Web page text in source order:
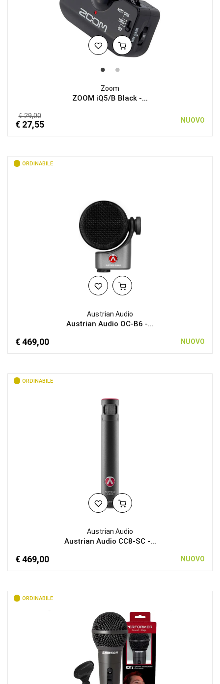
Zoom
ZOOM iQ5/B Black -...
€ 29,00
€ 27,55 NUOVO
ORDINABILE
Austrian Audio
Austrian Audio OC-B6 -...
€ 469,00 NUOVO
ORDINABILE
Austrian Audio
Austrian Audio CC8-SC -...
€ 469,00 NUOVO
ORDINABILE